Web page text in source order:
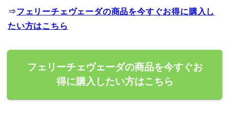
⇒フェリーチェヴェーダの商品を今すぐお得に購入し
たい方はこちら
フェリーチェヴェーダの商品を今すぐお
得に購入したい方はこちら